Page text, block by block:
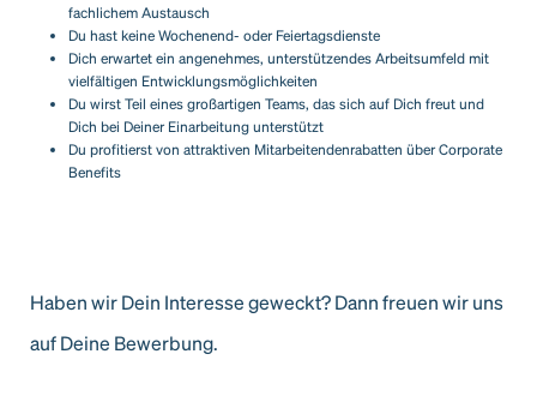
fachlichem Austausch
Du hast keine Wochenend- oder Feiertagsdienste
Dich erwartet ein angenehmes, unterstützendes Arbeitsumfeld mit
vielfältigen Entwicklungsmöglichkeiten
Du wirst Teil eines großartigen Teams, das sich auf Dich freut und
Dich bei Deiner Einarbeitung unterstützt
Du profitierst von attraktiven Mitarbeitendenrabatten über Corporate
Benefits
Haben wir Dein Interesse geweckt? Dann freuen wir uns
auf Deine Bewerbung.